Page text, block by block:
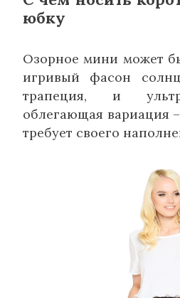
юбку
Озорное мини может
игривый фасон
трапеция, и
облегающая вариация
требует своего